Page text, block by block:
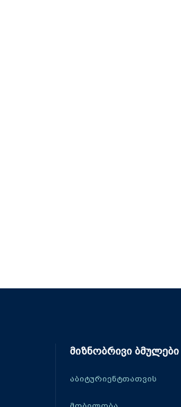
მიზნობრივი ბმულები
აბიტურიენტთათვის